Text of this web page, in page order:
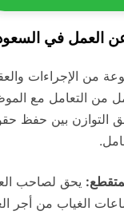
العمل في
من الإجراءات
من التعامل مع
التوازن بين حفظ
يحق لصاحب
الغياب من أجر